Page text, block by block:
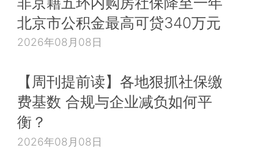
北京市公积金最高可贷340万元
2026年08月08日
【周刊提前读】各地狠抓社保缴
费基数 合规与企业减负如何平
衡？
2026年08月08日